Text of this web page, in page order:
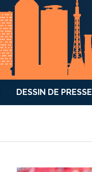
DESSIN DE PRESSE